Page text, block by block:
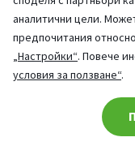
аналитични цели.
предпочитания
„Настройки“. Повече
условия за ползване“.
При въпроси
©
Cookie consent change